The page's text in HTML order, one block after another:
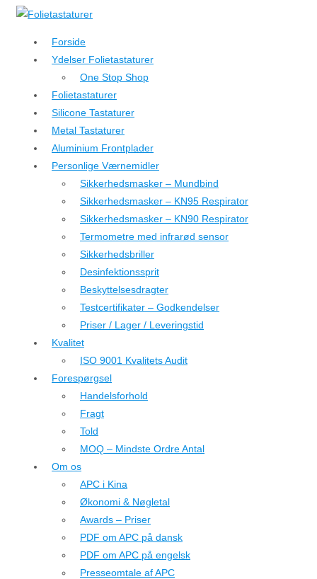
↓
hovedindhold
Forside
Ydelser Folietastaturer
One Stop Shop
Folietastaturer
Silicone Tastaturer
Metal Tastaturer
Aluminium Frontplader
Personlige Værnemidler
Sikkerhedsmasker – Mundbind
Sikkerhedsmasker – KN95 Respirator
Sikkerhedsmasker – KN90 Respirator
Termometre med infrarød sensor
Sikkerhedsbriller
Desinfektionssprit
Beskyttelsesdragter
Testcertifikater – Godkendelser
Priser / Lager / Leveringstid
Kvalitet
ISO 9001 Kvalitets Audit
Forespørgsel
Handelsforhold
Fragt
Told
MOQ – Mindste Ordre Antal
Om os
APC i Kina
Økonomi & Nøgletal
Awards – Priser
PDF om APC på dansk
PDF om APC på engelsk
Presseomtale af APC